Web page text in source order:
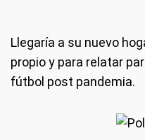
Llegaría a su nuevo
propio y para relatar
fútbol post pandemia.